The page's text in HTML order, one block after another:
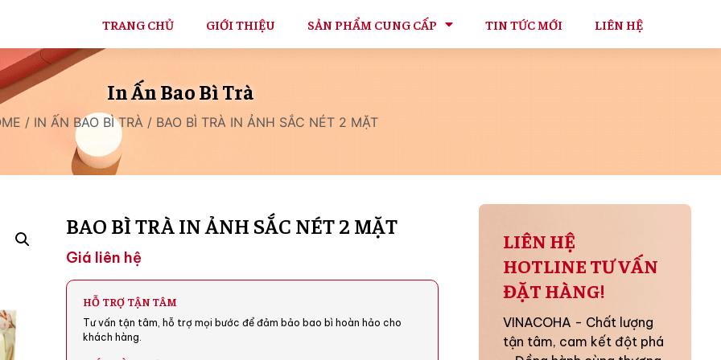
TRANG CHỦ GIỚI THIỆU SẢN PHẨM CUNG CẤP TIN TỨC MỚI LIÊN HỆ
In Ấn Bao Bì Trà
/ IN ẤN BAO BÌ TRÀ / BAO BÌ TRÀ IN ẢNH SẮC NÉT 2 MẶT
BAO BÌ TRÀ IN ẢNH SẮC NÉT 2 MẶT
Giá liên hệ
HỖ TRỢ TẬN TÂM
Tư vấn tận tâm, hỗ trợ mọi bước để đảm bảo bao bì hoàn hảo cho
khách hàng.
LIÊN HỆ
HOTLINE TƯ VẤN
ĐẶT HÀNG!
VINACOHA - Chất lượng
tận tâm, cam kết đột phá